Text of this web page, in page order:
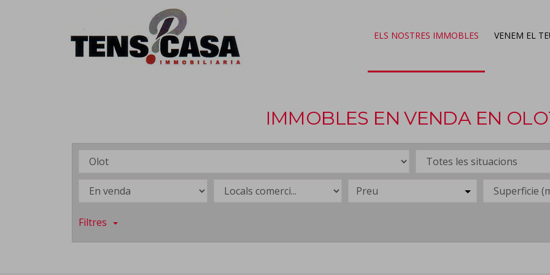
ELS NOSTRES IMMOBLES VENEM EL
IMMOBLES EN VENDA EN
Preu
Filtres